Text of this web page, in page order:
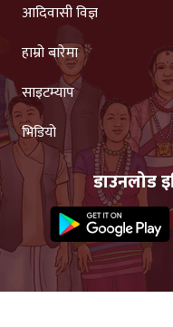
आदिवासी विज्ञ
हाम्रो बारेमा
साइटम्याप
भिडियो
डाउनलोड